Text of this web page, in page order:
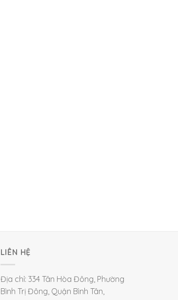
LIÊN HỆ
Địa chỉ: 334 Tân Hòa Đông, Phường
Bình Trị Đông, Quận Bình Tân,